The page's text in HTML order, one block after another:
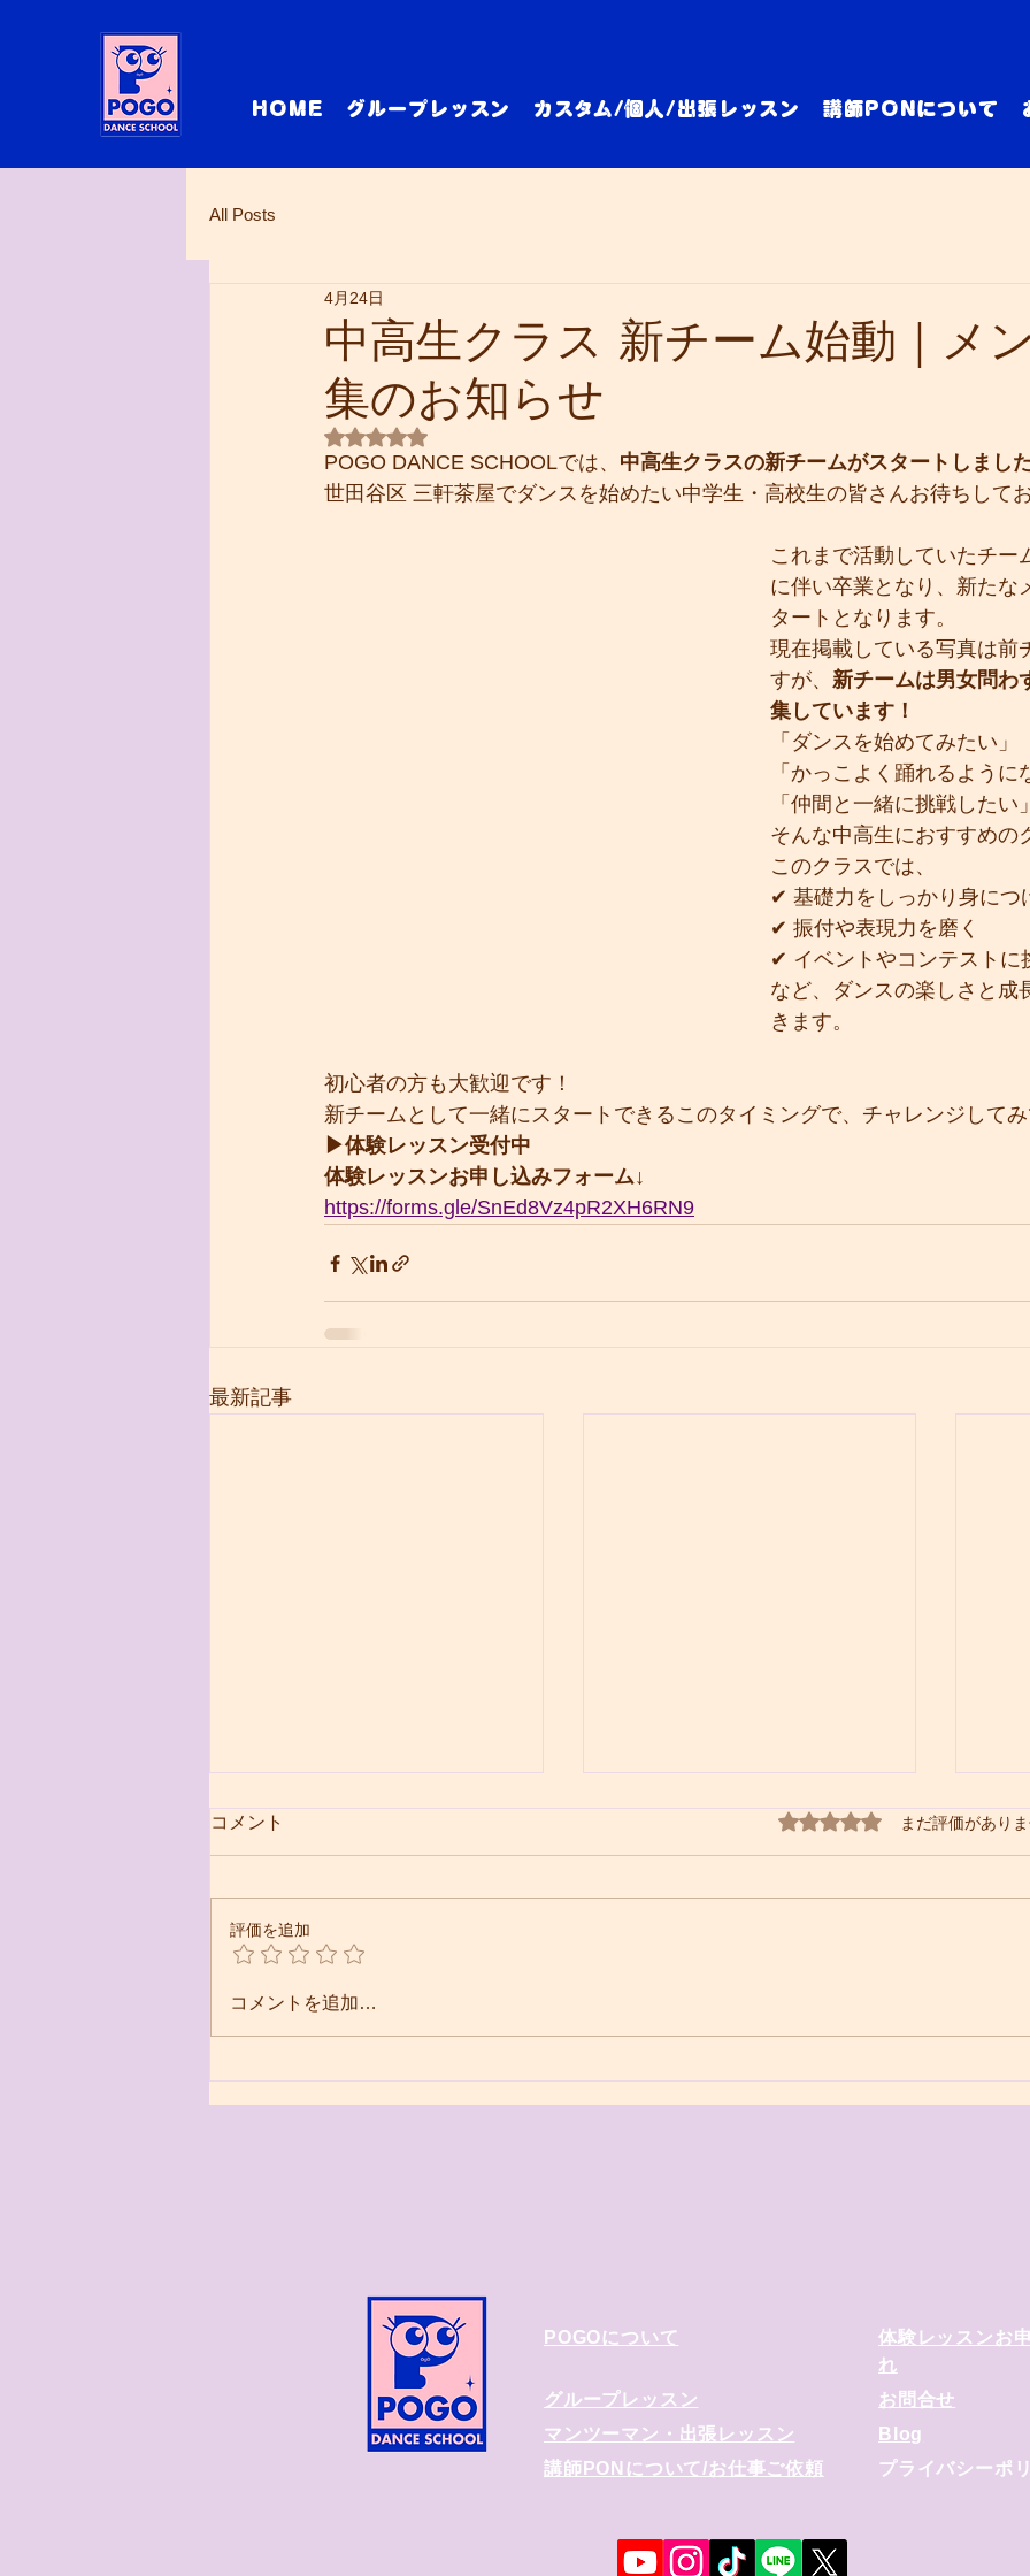
HOME グループレッスン カスタム/個人/出張レッスン 講師PONについて
All Posts
中高生クラス 新チーム始動｜メ
集のお知らせ
4月24日
5つ星のうちNaNと評価されています。
POGO DANCE SCHOOLでは、 中高生クラスの新チームがスタートしました
世田谷区 三軒茶屋でダンスを始めたい中学生・高校生の皆さんお待ちして
これまで活動していたチー
に伴い卒業となり、新たな
タートとなります。
現在掲載している写真は前
すが、 新チームは男女問わ
集しています！
「ダンスを始めてみたい」
「かっこよく踊れるように
「仲間と一緒に挑戦したい」
そんな中高生におすすめの
このクラスでは、
✔ 基礎力をしっかり身につ
✔ 振付や表現力を磨く
✔ イベントやコンテストに
など、ダンスの楽しさと成
きます。
初心者の方も大歓迎です！
新チームとして一緒にスタートできるこのタイミングで、チャレンジして
▶︎体験レッスン受付中
体験レッスンお申し込みフォーム↓
https://forms.gle/SnEd8Vz4pR2XH6RN9
最新記事
小学生クラス開講のお知らせ
コメント 5つ星のうち0と評価されて
まだ評価があり
評価を追加
コメントを追加…
POGOについて
​グループレッスン
​マンツーマン・出張レッスン
講師PONについて/お仕事ご依頼
体験レッスンお
れ
お問合せ
​Blog
プライバシーポ